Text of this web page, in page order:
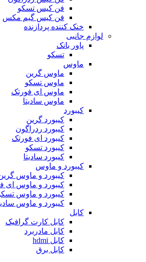
فن کیس تسکو
فن کیس گیم مکس
خنک کننده پردازنده
لوازم جانبی
پاور بانک
تسکو
ماوس
ماوس گرین
ماوس تسکو
ماوس ای فورتک
ماوس سادیتا
کیبورد
کیبورد گرین
کیبورد ردراگون
کیبورد ای فورتک
کیبورد تسکو
کیبورد سادیتا
کیبورد و ماوس
کیبورد و ماوس
کیبورد و ماوس ای
کیبورد و ماوس
کیبورد و ماوس
کابل
کابل کارت گرافیک
کابل مادربرد
کابل hdmi
کابل برق